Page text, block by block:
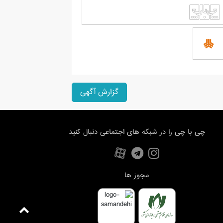
گزارش آگهی
چی با چی را در شبکه های اجتماعی دنبال کنید
مجوز ها